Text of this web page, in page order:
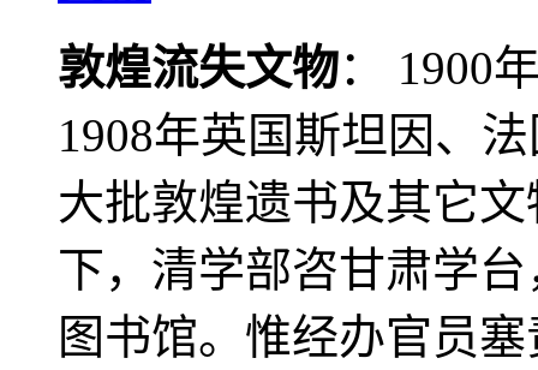
敦煌流失文物： 1900
1908年英国斯坦因、
大批敦煌遗书及其它
下，清学部咨甘肃学
图书馆。惟经办官员